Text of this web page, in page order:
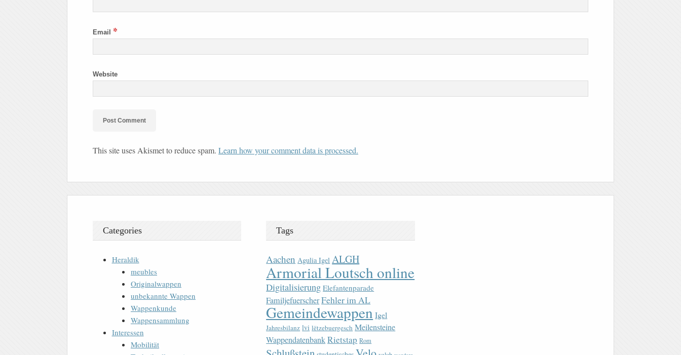
Email *
Website
This site uses Akismet to reduce spam. Learn how your comment data is processed.
Categories
Heraldik
meubles
Originalwappen
unbekannte Wappen
Wappenkunde
Wappensammlung
Interessen
Mobilität
Tags
Aachen Agulia Igel ALGH
Armorial Loutsch online
Digitalisierung Elefantenparade
FamiljefuerscherFehler im AL
Gemeindewappen Igel
Jahresbilanz lvi lëtzebuergesch Meilensteine
WappendatenbankRietstap Rom